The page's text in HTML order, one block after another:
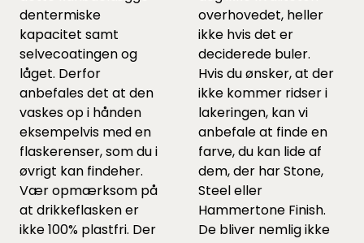
dentermiske
kapacitet samt
selvecoatingen og
låget. Derfor
anbefales det at den
vaskes op i hånden
eksempelvis med en
flaskerenser, som du i
øvrigt kan findeher.
Vær opmærksom på
at drikkeflasken er
ikke 100% plastfri. Der
overhovedet, heller
ikke hvis det er
deciderede buler.
Hvis du ønsker, at der
ikke kommer ridser i
lakeringen, kan vi
anbefale at finde en
farve, du kan lide af
dem, der har Stone,
Steel eller
Hammertone Finish.
De bliver nemlig ikke